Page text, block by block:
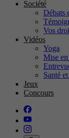
Société
Débats
Vos
Vidéos
Yoga
Mise
Santé
Jeux
Concours